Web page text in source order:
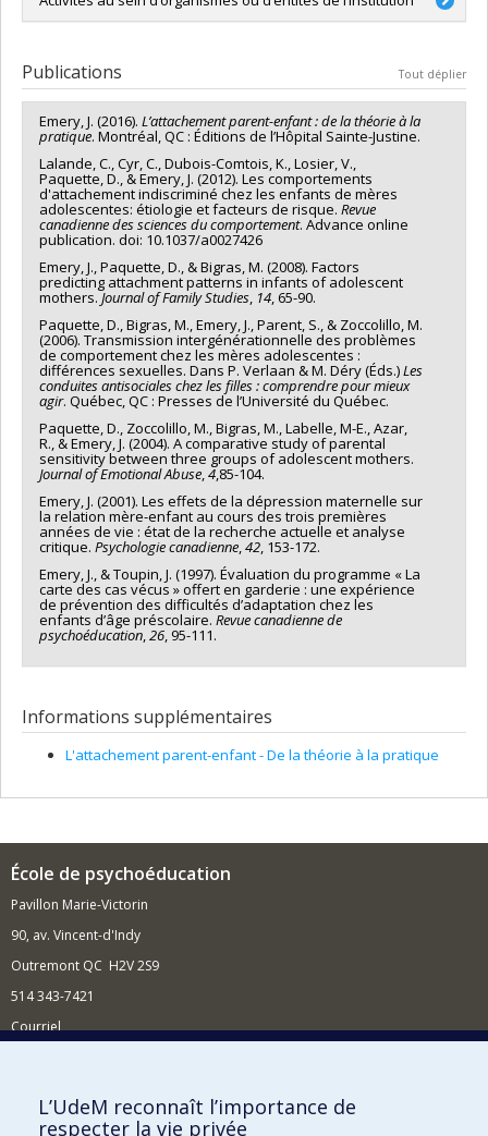
psychologie.
Publications Tout déplier
Emery, J. (2016). L’attachement parent-enfant : de la théorie à la
pratique. Montréal, QC : Éditions de l’Hôpital Sainte-Justine.
Lalande, C., Cyr, C., Dubois-Comtois, K., Losier, V.,
Paquette, D., & Emery, J. (2012). Les comportements
d'attachement indiscriminé chez les enfants de mères
adolescentes: étiologie et facteurs de risque. Revue
canadienne des sciences du comportement. Advance online
publication. doi: 10.1037/a0027426
Emery, J., Paquette, D., & Bigras, M. (2008). Factors
predicting attachment patterns in infants of adolescent
mothers.Journal of Family Studies 14 , 65-90.
Paquette, D., Bigras, M., Emery, J., Parent, S., & Zoccolillo, M.
(2006). Transmission intergénérationnelle des problèmes
de comportement chez les mères adolescentes :
différences sexuelles. Dans P. Verlaan & M. Déry (Éds.)Les
conduites antisociales chez les filles : comprendre pour mieux
agir. Québec, QC : Presses de l’Université du Québec.
Paquette, D., Zoccolillo, M., Bigras, M., Labelle, M-E., Azar,
R., & Emery, J. (2004). A comparative study of parental
sensitivity between three groups of adolescent mothers.
Journal of Emotional Abuse 4,85-104.
Emery, J. (2001). Les effets de la dépression maternelle sur
la relation mère-enfant au cours des trois premières
années de vie : état de la recherche actuelle et analyse
critique. Psychologie canadienne 42 , 153-172.
Emery, J., & Toupin, J. (1997). Évaluation du programme « La
carte des cas vécus » offert en garderie : une expérience
de prévention des difficultés d’adaptation chez les
enfants d’âge préscolaire. Revue canadienne de
psychoéducation 26 , 95-111.
Informations supplémentaires
L'attachement parent-enfant - De la théorie à la pratique
École de psychoéducation
Pavillon Marie-Victorin
90, av. Vincent-d'Indy
Outremont QC H2V 2S9
514 343-7421
Courriel
Comment soutenir l'École?
L’UdeM reconnaît l’importance de
respecter la vie privée